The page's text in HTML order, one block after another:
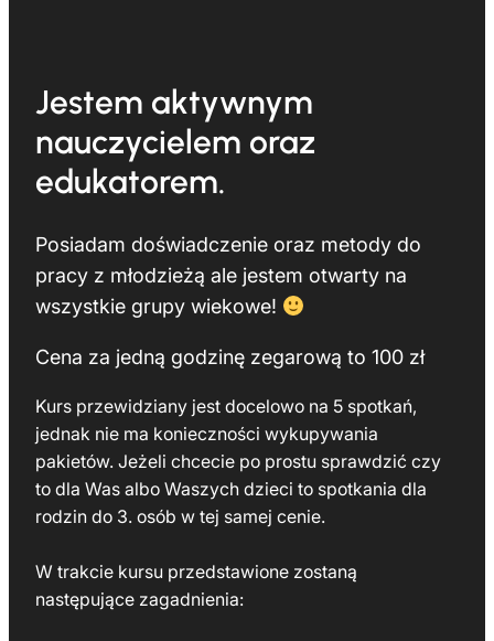
Jestem aktywnym
nauczycielem oraz
edukatorem.
Posiadam doświadczenie oraz metody do
pracy z młodzieżą ale jestem otwarty na
wszystkie grupy wiekowe!
Cena za jedną godzinę zegarową to 100 zł
Kurs przewidziany jest docelowo na 5 spotkań,
jednak nie ma konieczności wykupywania
pakietów. Jeżeli chcecie po prostu sprawdzić czy
to dla Was albo Waszych dzieci to spotkania dla
rodzin do 3. osób w tej samej cenie.
W trakcie kursu przedstawione zostaną
następujące zagadnienia: